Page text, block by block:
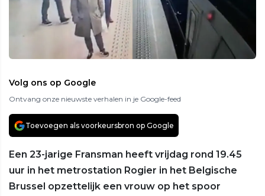
Volg ons op Google
Ontvang onze nieuwste verhalen in je Google-feed
Toevoegen als voorkeursbron op Google
Een 23-jarige Fransman heeft vrijdag rond 19.45
uur in het metrostation Rogier in het Belgische
Brussel opzettelijk een vrouw op het spoor